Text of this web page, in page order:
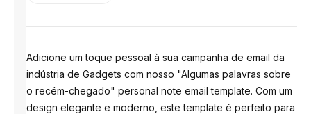
Adicione um toque pessoal à sua campanha de email da
indústria de Gadgets com nosso "Algumas palavras sobre
o recém-chegado" personal note email template. Com um
design elegante e moderno, este template é perfeito para